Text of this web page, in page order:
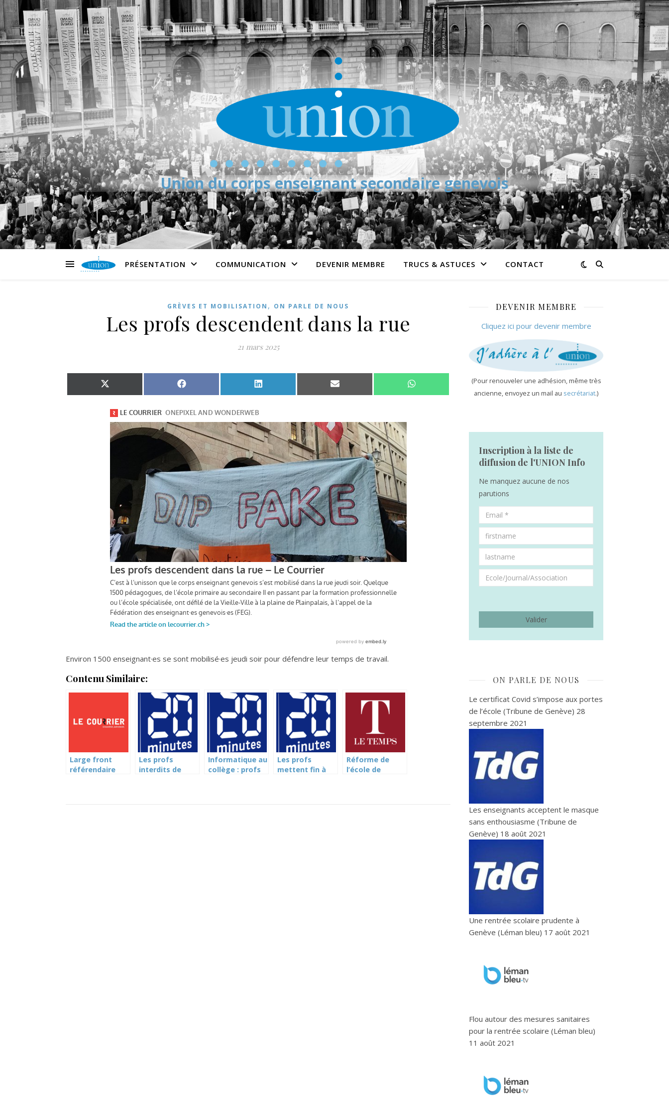
Union du corps enseignant secondaire genevois
PRÉSENTATION COMMUNICATION DEVENIR MEMBRE TRUCS & ASTUCES CONTACT
GRÈVES ET MOBILISATION , ON PARLE DE NOUS
Les profs descendent dans la rue
21 mars 2025
Share on X (Twitter) Share on Facebook Share on LinkedIn Share on Email Share on WhatsApp
Environ 1500 enseignant·es se sont mobilisé·es jeudi soir pour défendre leur temps de travail.
Contenu Similaire:
Large front
référendaire
Les profs
interdits de
Informatique au
collège : profs
Les profs
mettent fin à
Réforme de
l’école de
DEVENIR MEMBRE
Cliquez ici pour devenir membre
(Pour renouveler une adhésion, même très
ancienne, envoyez un mail au secrétariat.)
Inscription à la liste de
diffusion de l'UNION Info
Ne manquez aucune de nos
parutions
ON PARLE DE NOUS
Le certificat Covid s’impose aux portes
de l’école (Tribune de Genève) 28
septembre 2021
Les enseignants acceptent le masque
sans enthousiasme (Tribune de
Genève) 18 août 2021
Une rentrée scolaire prudente à
Genève (Léman bleu) 17 août 2021
Flou autour des mesures sanitaires
pour la rentrée scolaire (Léman bleu)
11 août 2021